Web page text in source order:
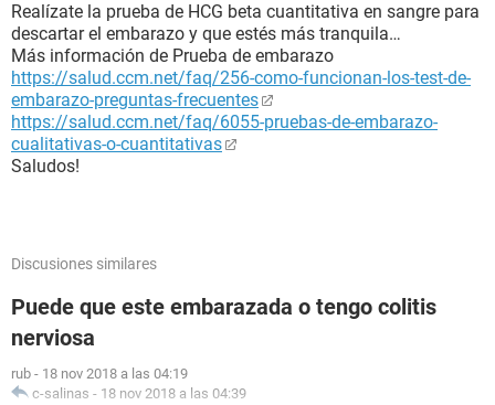
Realízate la prueba de HCG beta cuantitativa en sangre para
descartar el embarazo y que estés más tranquila…
Más información de Prueba de embarazo
https://salud.ccm.net/faq/256-como-funcionan-los-test-de-
embarazo-preguntas-frecuentes
https://salud.ccm.net/faq/6055-pruebas-de-embarazo-
cualitativas-o-cuantitativas
Saludos!
Discusiones similares
Puede que este embarazada o tengo colitis
nerviosa
rub - 18 nov 2018 a las 04:19
c-salinas - 18 nov 2018 a las 04:39